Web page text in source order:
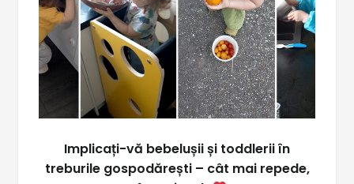
Implicați-vă bebelușii și toddlerii în
treburile gospodărești – cât mai repede,